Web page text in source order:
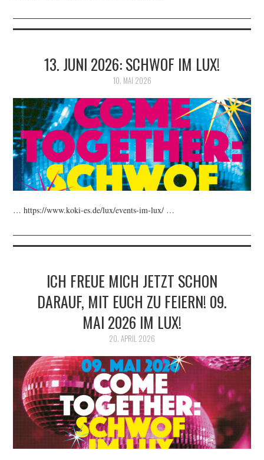
13. JUNI 2026: SCHWOF IM LUX!
10. MAI 2026
… https://www.koki-es.de/lux/events-im-lux/ …
ICH FREUE MICH JETZT SCHON
DARAUF, MIT EUCH ZU FEIERN! 09.
MAI 2026 IM LUX!
20. APRIL 2026